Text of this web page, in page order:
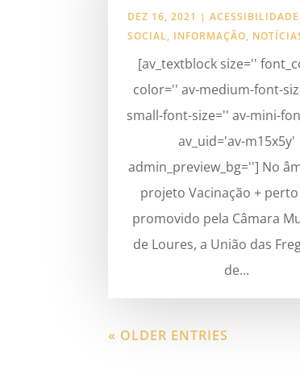
DEZ 16, 2021 |
SOCIAL, INFORMAÇÃO,
[av_textblock size=''
color='' av-medium-font-
small-font-size='' av-mini-
av_uid='av-m15x5y'
admin_preview_bg=''] No
projeto Vacinação + perto
promovido pela Câmara
de Loures, a União das
de...
« OLDER ENTRIES